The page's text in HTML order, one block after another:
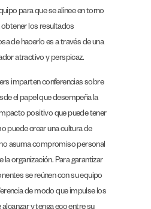
para que se alinee en torno
los resultados
de hacerlo es a través de una
atractivo y perspicaz.
imparten conferencias sobre
el papel que desempeña la
positivo que puede tener
puede crear una cultura de
asuma compromiso personal
organización. Para garantizar
se reúnen con su equipo
de modo que impulse los